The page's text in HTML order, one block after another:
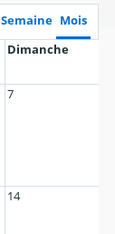
Semaine Mois
Dimanche
7
14